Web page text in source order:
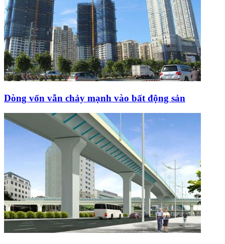
Dòng vốn vẫn chảy mạnh vào bất động sản